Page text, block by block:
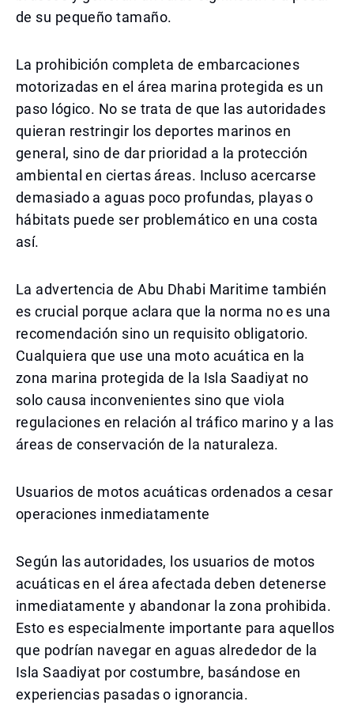
de su pequeño tamaño.
La prohibición completa de embarcaciones
motorizadas en el área marina protegida es un
paso lógico. No se trata de que las autoridades
quieran restringir los deportes marinos en
general, sino de dar prioridad a la protección
ambiental en ciertas áreas. Incluso acercarse
demasiado a aguas poco profundas, playas o
hábitats puede ser problemático en una costa
así.
La advertencia de Abu Dhabi Maritime también
es crucial porque aclara que la norma no es una
recomendación sino un requisito obligatorio.
Cualquiera que use una moto acuática en la
zona marina protegida de la Isla Saadiyat no
solo causa inconvenientes sino que viola
regulaciones en relación al tráfico marino y a las
áreas de conservación de la naturaleza.
Usuarios de motos acuáticas ordenados a cesar
operaciones inmediatamente
Según las autoridades, los usuarios de motos
acuáticas en el área afectada deben detenerse
inmediatamente y abandonar la zona prohibida.
Esto es especialmente importante para aquellos
que podrían navegar en aguas alrededor de la
Isla Saadiyat por costumbre, basándose en
experiencias pasadas o ignorancia.